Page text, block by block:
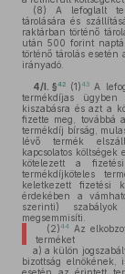
(8) A lefoglalt
tárolására és
raktárban történő
után 500 forint
történő tárolás esetén
irányadó.
4/I. §42 (1)43A
termékdíjas
kiszabásra és azt a
fizette meg, továbbá
termékdíj bírság,
lévő termék
kapcsolatos
kötelezett a
termékdíjköteles
keletkezett fizetési
érdekében a
szerinti)
megsemmisíti.
(2)44Az
terméket
a) a külön
bizottság